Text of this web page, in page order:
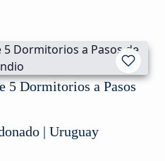
5 Dormitorios a Pasos
| Uruguay